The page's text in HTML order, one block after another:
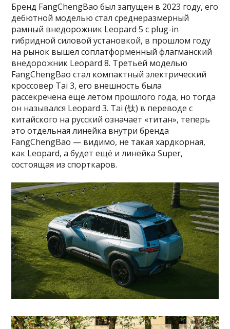
Бренд FangChengBao был запущен в 2023 году, его
дебютной моделью стал среднеразмерный
рамный внедорожник Leopard 5 с plug-in
гибридной силовой установкой, в прошлом году
на рынок вышел соплатформенный флагманский
внедорожник Leopard 8. Третьей моделью
FangChengBao стал компактный электрический
кроссовер Tai 3, его внешность была
рассекречена ещё летом прошлого года, но тогда
он назывался Leopard 3. Tai (钛) в переводе с
китайского на русский означает «титан», теперь
это отдельная линейка внутри бренда
FangChengBao — видимо, не такая хардкорная,
как Leopard, а будет ещё и линейка Super,
состоящая из спорткаров.